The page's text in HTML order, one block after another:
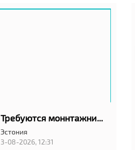
Требуются моннтажники вентиляции в город Вильянди! С проживанием!
Эстония
3-08-2026, 12:31